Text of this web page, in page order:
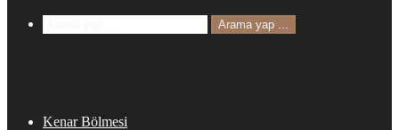
Arama yap ...
Kenar Bölmesi